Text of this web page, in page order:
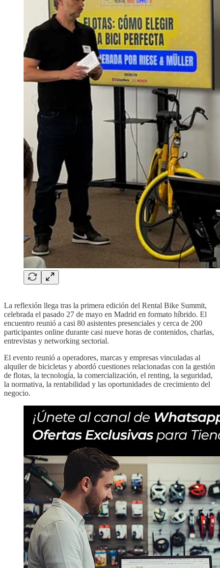
La reflexión llega tras la primera edición del Rental Bike Summit,
celebrada el pasado 27 de mayo en Madrid en formato híbrido. El
encuentro reunió a casi 80 asistentes presenciales y cerca de 200
participantes online durante casi nueve horas de contenidos, charlas,
entrevistas y networking sectorial.
El evento reunió a operadores, marcas y empresas vinculadas al
alquiler de bicicletas y abordó cuestiones relacionadas con la gestión
de flotas, la tecnología, la comercialización, el renting, la seguridad,
la normativa, la rentabilidad y las oportunidades de crecimiento del
negocio.